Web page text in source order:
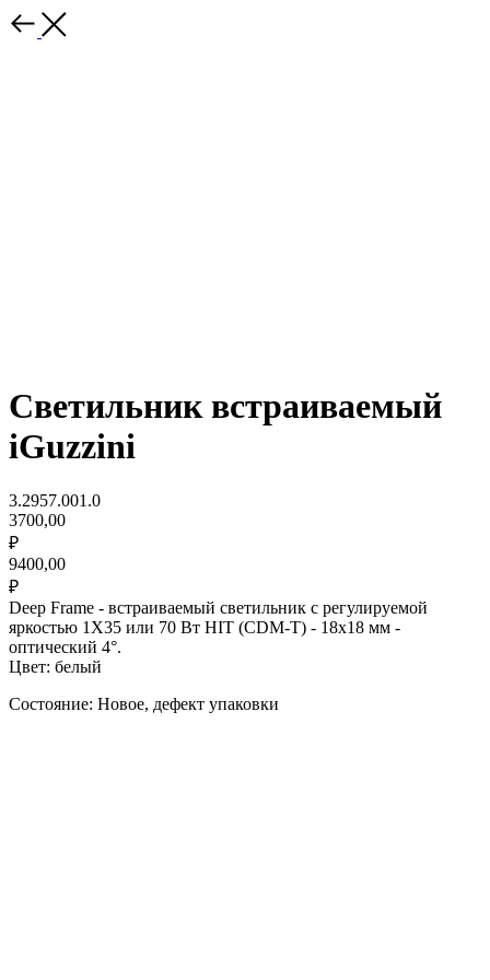
Светильник встраиваемый
iGuzzini
3.2957.001.0
3700,00
₽
9400,00
₽
Deep Frame - встраиваемый светильник с регулируемой
яркостью 1X35 или 70 Вт HIT (CDM-T) - 18x18 мм -
оптический 4°.
Цвет: белый
Состояние: Новое, дефект упаковки